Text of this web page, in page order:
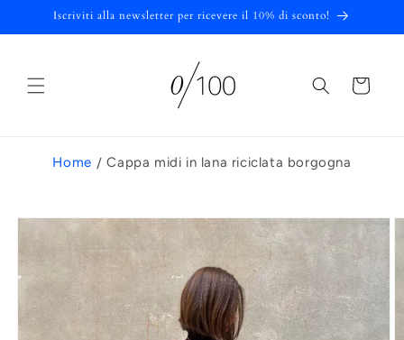
direttamente
ai contenuti
Iscriviti alla newsletter per ricevere il 10% di sconto!
Carrello
Home Cappa midi in lana riciclata borgogna
prodotto